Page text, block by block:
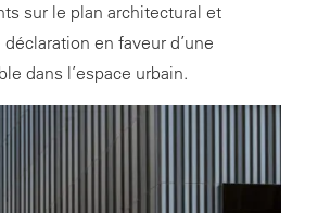
sur le plan architectural et
en faveur d’une
dans l’espace urbain.